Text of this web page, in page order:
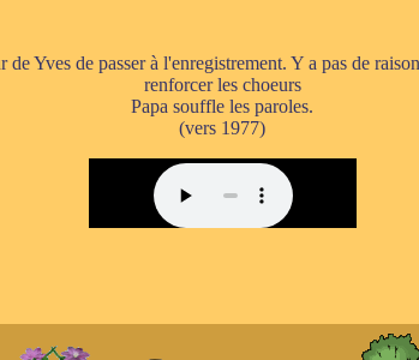
de Yves de passer à l'enregistrement. Y a pas de
renforcer les choeurs
Papa souffle les paroles.
(vers 1977)